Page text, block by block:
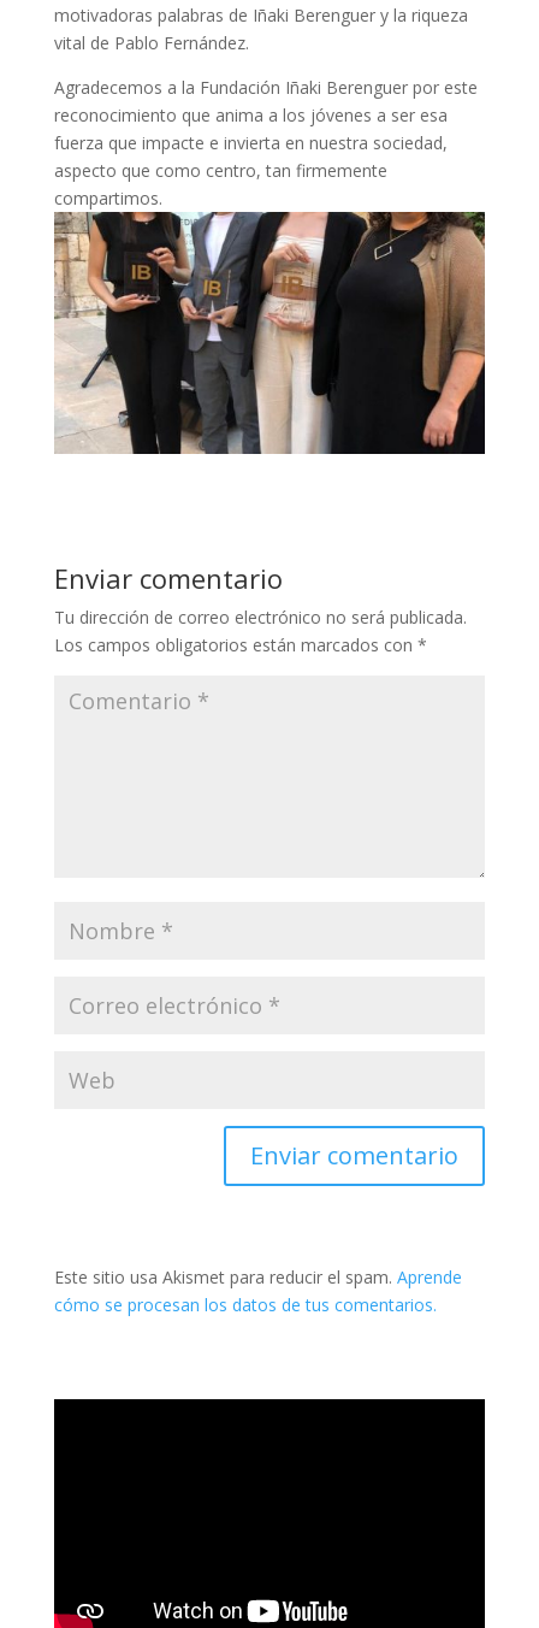
motivadoras palabras de Iñaki Berenguer y la riqueza
vital de Pablo Fernández.
Agradecemos a la Fundación Iñaki Berenguer por este
reconocimiento que anima a los jóvenes a ser esa
fuerza que impacte e invierta en nuestra sociedad,
aspecto que como centro, tan firmemente
compartimos.
Enviar comentario
Tu dirección de correo electrónico no será publicada.
Los campos obligatorios están marcados con *
Este sitio usa Akismet para reducir el spam. Aprende
cómo se procesan los datos de tus comentarios.